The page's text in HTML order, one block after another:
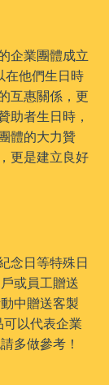
企業團體成立
在他們生日時
互惠關係，更
助者生日時，
體的大力贊
更是建立良好
念日等特殊日
或員工贈送
中贈送客製
以代表企業
多做參考！